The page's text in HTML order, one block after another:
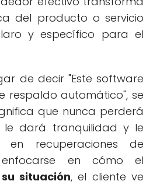
del producto o servicio
y específico para el
de decir "Este software
respaldo automático", se
que nunca perderá
le dará tranquilidad y le
en recuperaciones de
enfocarse en cómo el
situación, el cliente ve